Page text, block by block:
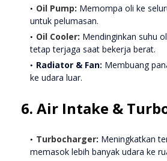
Oil Pump: Memompa oli ke
untuk pelumasan.
Oil Cooler: Mendinginkan suhu
tetap terjaga saat bekerja berat.
Radiator & Fan: Membuang
ke udara luar.
6. Air Intake &
Turbocharger: Meningkatkan
memasok lebih banyak udara ke